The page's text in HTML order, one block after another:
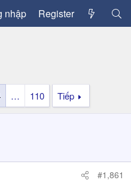
nhập Register
… 110 Tiếp
#1,861